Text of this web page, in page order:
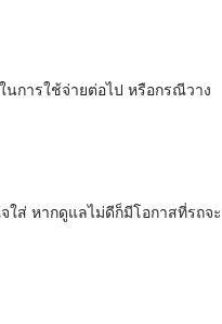
นการใช้จ่ายต่อไป หรือกรณีวาง
ใส่ หากดูแลไม่ดีก็มีโอกาสที่รถจะ